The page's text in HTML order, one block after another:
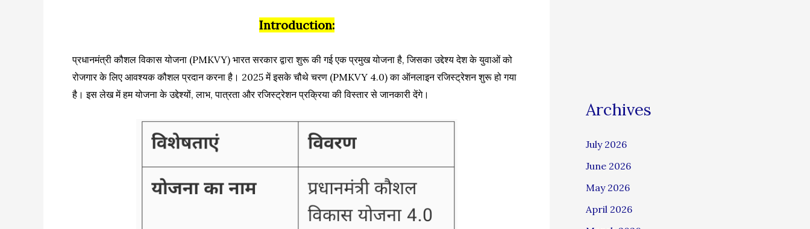
Introduction:
प्रधानमंत्री कौशल विकास योजना (PMKVY) भारत सरकार द्वारा शुरू की गई एक प्रमुख योजना है, जिसका उद्देश्य देश के युवाओं को
रोजगार के लिए आवश्यक कौशल प्रदान करना है। 2025 में इसके चौथे चरण (PMKVY 4.0) का ऑनलाइन रजिस्ट्रेशन शुरू हो गया
है। इस लेख में हम योजना के उद्देश्यों, लाभ, पात्रता और रजिस्ट्रेशन प्रक्रिया की विस्तार से जानकारी देंगे।
Archives
July 2026
June 2026
May 2026
April 2026